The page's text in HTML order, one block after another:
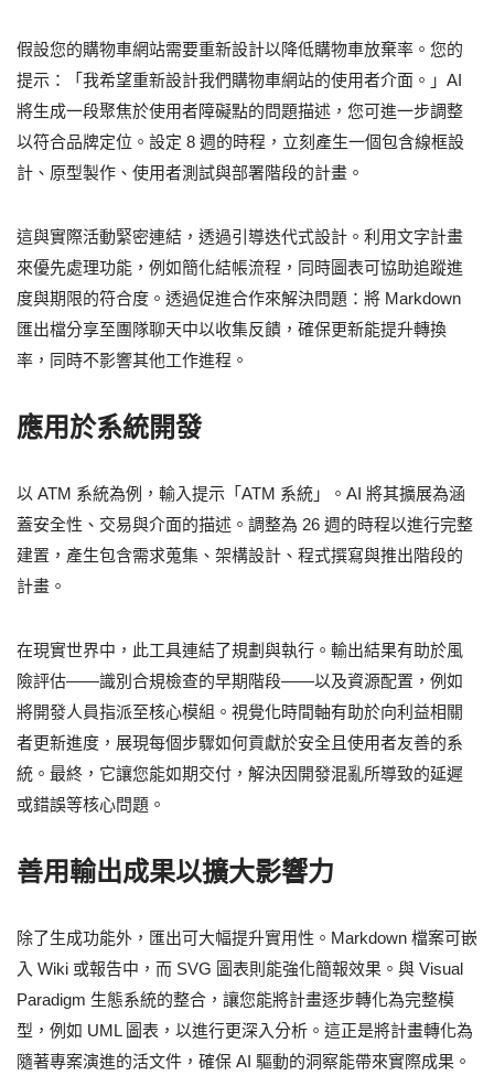
假設您的購物車網站需要重新設計以降低購物車放棄率。您的
提示：「我希望重新設計我們購物車網站的使用者介面。」AI
將生成一段聚焦於使用者障礙點的問題描述，您可進一步調整
以符合品牌定位。設定 8 週的時程，立刻產生一個包含線框設
計、原型製作、使用者測試與部署階段的計畫。
這與實際活動緊密連結，透過引導迭代式設計。利用文字計畫
來優先處理功能，例如簡化結帳流程，同時圖表可協助追蹤進
度與期限的符合度。透過促進合作來解決問題：將 Markdown
匯出檔分享至團隊聊天中以收集反饋，確保更新能提升轉換
率，同時不影響其他工作進程。
應用於系統開發
以 ATM 系統為例，輸入提示「ATM 系統」。AI 將其擴展為涵
蓋安全性、交易與介面的描述。調整為 26 週的時程以進行完整
建置，產生包含需求蒐集、架構設計、程式撰寫與推出階段的
計畫。
在現實世界中，此工具連結了規劃與執行。輸出結果有助於風
險評估——識別合規檢查的早期階段——以及資源配置，例如
將開發人員指派至核心模組。視覺化時間軸有助於向利益相關
者更新進度，展現每個步驟如何貢獻於安全且使用者友善的系
統。最終，它讓您能如期交付，解決因開發混亂所導致的延遲
或錯誤等核心問題。
善用輸出成果以擴大影響力
除了生成功能外，匯出可大幅提升實用性。Markdown 檔案可嵌
入 Wiki 或報告中，而 SVG 圖表則能強化簡報效果。與 Visual
Paradigm 生態系統的整合，讓您能將計畫逐步轉化為完整模
型，例如 UML 圖表，以進行更深入分析。這正是將計畫轉化為
隨著專案演進的活文件，確保 AI 驅動的洞察能帶來實際成果。